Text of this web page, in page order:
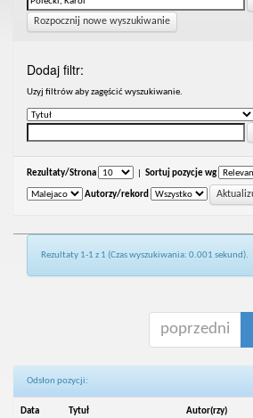
Rozpocznij nowe wyszukiwanie
Dodaj filtr:
Uzyj filtrów aby zagęścić wyszukiwanie.
Rezultaty/Strona Sortuj pozycje wg
Autorzy/rekord
Rezultaty 1-1 z 1 (Czas wyszukiwania: 0.001 sekund).
poprzedni
Odsłon pozycji:
Data
Tytuł Autor(rzy)